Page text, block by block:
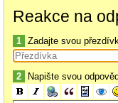
Reakce na
1 Zadajte svou
2 Napište svou